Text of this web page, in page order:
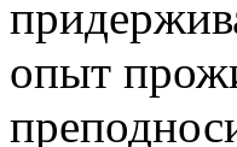
опыт